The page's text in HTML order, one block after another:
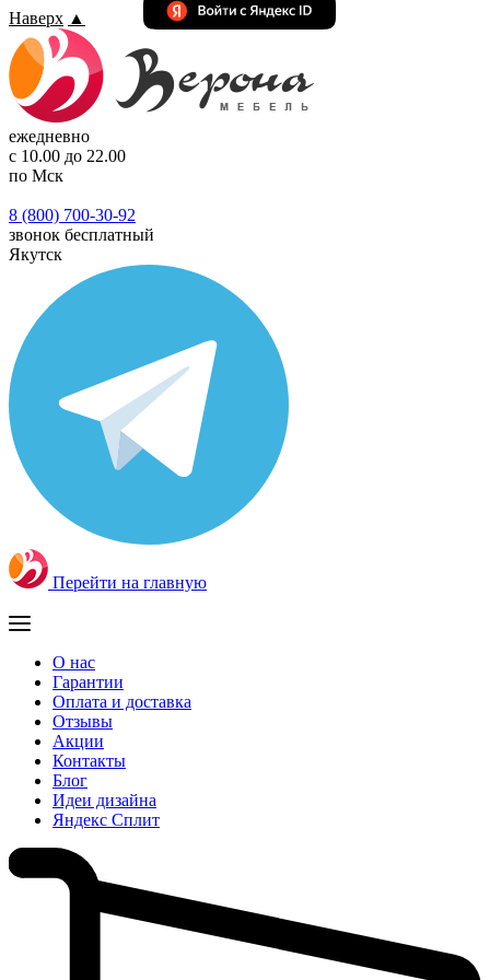
Наверх ▲
ежедневно
с 10.00 до 22.00
по Мск
8 (800) 700-30-92
звонок бесплатный
Якутск
Перейти на главную
О нас
Гарантии
Оплата и доставка
Отзывы
Акции
Контакты
Блог
Идеи дизайна
Яндекс Сплит